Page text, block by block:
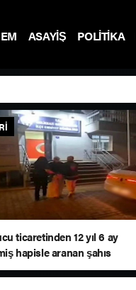
ASAYİŞ POLİTİKA
ticaretinden 12 yıl 6 ay
hapisle aranan şahıs